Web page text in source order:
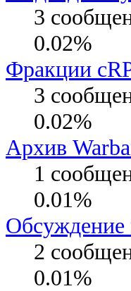
3
0.02%
Фракции
3
0.02%
Архив
1
0.01%
Обсуждение
2
0.01%